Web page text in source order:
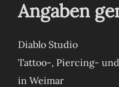
Angaben
Diablo Studio
Tattoo-, Piercing-
in Weimar